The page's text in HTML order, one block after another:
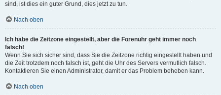
sind, ist dies ein guter Grund, dies jetzt zu tun.
Nach oben
Ich habe die Zeitzone eingestellt, aber die Forenuhr geht immer noch
falsch!
Wenn Sie sich sicher sind, dass Sie die Zeitzone richtig eingestellt haben und
die Zeit trotzdem noch falsch ist, geht die Uhr des Servers vermutlich falsch.
Kontaktieren Sie einen Administrator, damit er das Problem beheben kann.
Nach oben